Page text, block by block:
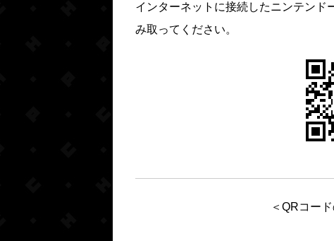
インターネットに接続したニンテンド
み取ってください。
＜QRコー